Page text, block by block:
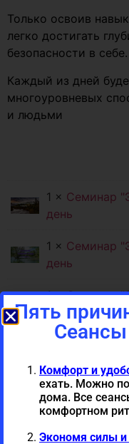
Только освоив
легко достигать
безопасности в себе.
Каждый из дней
многоуровневых
и людьми
1 × Семинар
день
1 × Семинар
день
1 ×Семинар
день
Семинар
1 ×Стихия
Пять
Комфорт и
ехать. Можно
дома. Все
комфортном
Экономя силы